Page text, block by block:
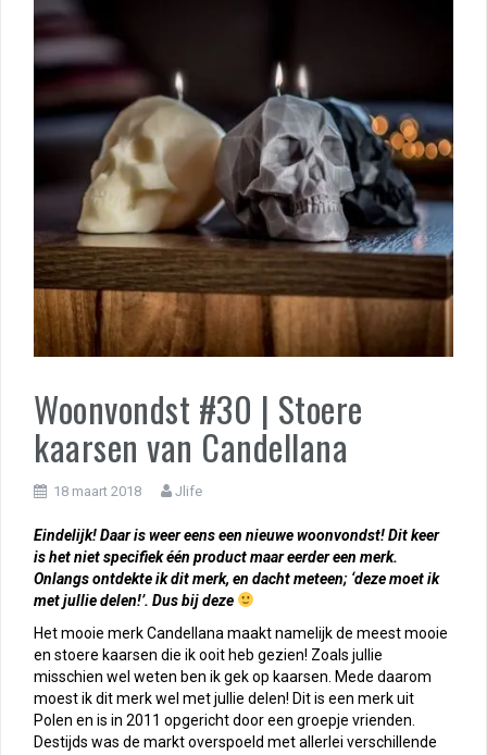
Woonvondst #30 | Stoere
kaarsen van Candellana
18 maart 2018 Jlife
Eindelijk! Daar is weer eens een nieuwe woonvondst! Dit keer
is het niet specifiek één product maar eerder een merk.
Onlangs ontdekte ik dit merk, en dacht meteen; ‘deze moet ik
met jullie delen!’. Dus bij deze
Het mooie merk Candellana maakt namelijk de meest mooie
en stoere kaarsen die ik ooit heb gezien! Zoals jullie
misschien wel weten ben ik gek op kaarsen. Mede daarom
moest ik dit merk wel met jullie delen! Dit is een merk uit
Polen en is in 2011 opgericht door een groepje vrienden.
Destijds was de markt overspoeld met allerlei verschillende